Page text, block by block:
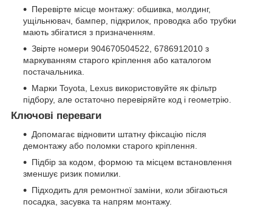
Перевірте місце монтажу: обшивка, молдинг,
ущільнювач, бампер, підкрилок, проводка або трубки
мають збігатися з призначенням.
Звірте номери 904670504522, 6786912010 з
маркуванням старого кріплення або каталогом
постачальника.
Марки Toyota, Lexus використовуйте як фільтр
підбору, але остаточно перевіряйте код і геометрію.
Ключові переваги
Допомагає відновити штатну фіксацію після
демонтажу або поломки старого кріплення.
Підбір за кодом, формою та місцем встановлення
зменшує ризик помилки.
Підходить для ремонтної заміни, коли збігаються
посадка, засувка та напрям монтажу.